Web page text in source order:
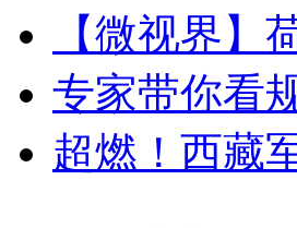
【微视界】
专家带你看
超燃！西藏